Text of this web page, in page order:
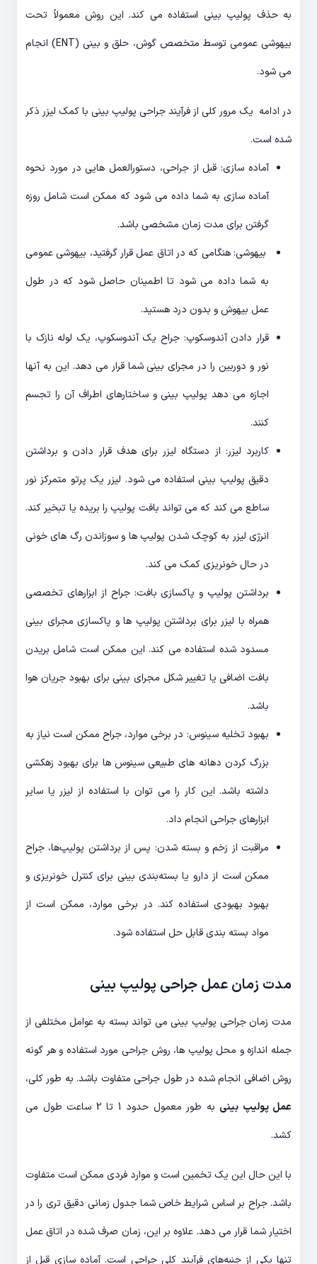
به حذف پولیپ بینی استفاده می کند. این روش معمولاً تحت
بیهوشی عمومی توسط متخصص گوش، حلق و بینی (ENT) انجام
می شود.
در ادامه یک مرور کلی از فرآیند جراحی پولیپ بینی با کمک لیزر ذکر
شده است.
آماده سازی: قبل از جراحی، دستورالعمل هایی در مورد نحوه
آماده سازی به شما داده می شود که ممکن است شامل روزه
گرفتن برای مدت زمان مشخصی باشد.
بیهوشی: هنگامی که در اتاق عمل قرار گرفتید، بیهوشی عمومی
به شما داده می شود تا اطمینان حاصل شود که در طول
عمل بیهوش و بدون درد هستید.
قرار دادن آندوسکوپ: جراح یک آندوسکوپ، یک لوله نازک با
نور و دوربین را در مجرای بینی شما قرار می دهد. این به آنها
اجازه می دهد پولیپ بینی و ساختارهای اطراف آن را تجسم
کنند.
کاربرد لیزر: از دستگاه لیزر برای هدف قرار دادن و برداشتن
دقیق پولیپ بینی استفاده می شود. لیزر یک پرتو متمرکز نور
ساطع می کند که می تواند بافت پولیپ را بریده یا تبخیر کند.
انرژی لیزر به کوچک شدن پولیپ ها و سوزاندن رگ های خونی
در حال خونریزی کمک می کند.
برداشتن پولیپ و پاکسازی بافت: جراح از ابزارهای تخصصی
همراه با لیزر برای برداشتن پولیپ ها و پاکسازی مجرای بینی
مسدود شده استفاده می کند. این ممکن است شامل بریدن
بافت اضافی یا تغییر شکل مجرای بینی برای بهبود جریان هوا
باشد.
بهبود تخلیه سینوس: در برخی موارد، جراح ممکن است نیاز به
بزرگ کردن دهانه های طبیعی سینوس ها برای بهبود زهکشی
داشته باشد. این کار را می توان با استفاده از لیزر یا سایر
ابزارهای جراحی انجام داد.
مراقبت از زخم و بسته شدن: پس از برداشتن پولیپ‌ها، جراح
ممکن است از دارو یا بسته‌بندی بینی برای کنترل خونریزی و
بهبود بهبودی استفاده کند. در برخی موارد، ممکن است از
مواد بسته بندی قابل حل استفاده شود.
مدت زمان عمل جراحی پولیپ بینی
مدت زمان جراحی پولیپ بینی می تواند بسته به عوامل مختلفی از
جمله اندازه و محل پولیپ ها، روش جراحی مورد استفاده و هر گونه
روش اضافی انجام شده در طول جراحی متفاوت باشد. به طور کلی،
عمل پولیپ بینی
به طور معمول حدود 1 تا 2 ساعت طول می
کشد.
با این حال این یک تخمین است و موارد فردی ممکن است متفاوت
باشد. جراح بر اساس شرایط خاص شما جدول زمانی دقیق تری را در
اختیار شما قرار می دهد. علاوه بر این، زمان صرف شده در اتاق عمل
تنها یکی از جنبه‌های فرآیند کلی جراحی است. آماده سازی قبل از